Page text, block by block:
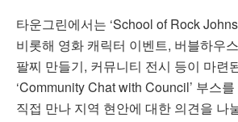
타운그린에서는 ‘School of Rock
비롯해 영화 캐릭터 이벤트, 버블하우
팔찌 만들기, 커뮤니티 전시 등이 마련
‘Community Chat with Council’ 부스
직접 만나 지역 현안에 대한 의견을 나